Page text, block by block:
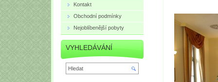
Kontakt
Obchodní podmínky
Nejoblíbenější pobyty
VYHLEDÁVÁNÍ